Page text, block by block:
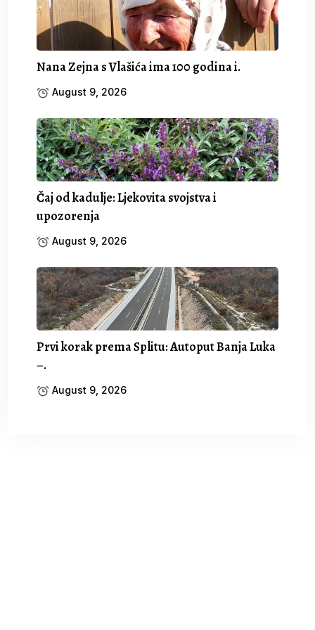
Nana Zejna s Vlašića ima 100 godina i.
August 9, 2026
Čaj od kadulje: Ljekovita svojstva i
upozorenja
August 9, 2026
Prvi korak prema Splitu: Autoput Banja Luka
–.
August 9, 2026